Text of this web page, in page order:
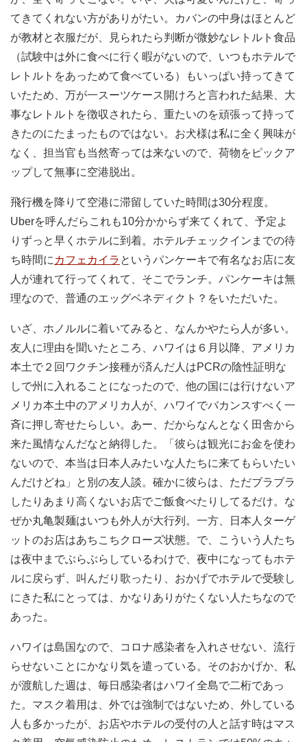
てきてくれない方がありがたい。カバンの中身はほとんど
が教材と衣服だが、見られたら判断が微妙なレトルト食品
（試験中は外に食べに行く暇がないので、いつもホテルで
レトルトをあっためて食べている）もいっぱい持ってきて
いたため、万が一スーツケース開けろと言われた結果、大
事なレトルトを徴収されたら、重たいのを頑張って持って
きたのにたまったものではない。お犬様は私に全く興味が
なく、担当官も当然寄っては来ないので、荷物をピックア
ップして無事に空港脱出。
飛行機を降りて空港に滞留していた時間は30分程度。
Uberを呼んだらこれも10分かからず来てくれて、予定よ
りずっと早くホテルに到着。ホテルチェックインまでの待
ち時間に カフェカイラ というパンケーキで有名なお店に友
人が連れて行ってくれて、そこでランチ。パンケーキは無
理なので、普通のエッグベネディクト？をいただいた。
いざ、ホノルルに着いてみると、なんかやたら人が多い。
友人に理由を聞いたところ、ハワイは６月以降、アメリカ
本土で２回ワクチン接種が済んだ人はPCRの陰性証明な
しで州に入れることになったので、他の国には行けないア
メリカ本土中のアメリカ人が、ハワイでバカンスすべく一
斉に押し寄せたらしい。あー、だからなんとなく田舎から
来た風情なんだなと納得した。「彼らは観光にお金を使わ
ないので、本当は日本人みたいな人たちに来てもらいたい
んだけどね」と別の友人談。確かに彼らは、ただブラブラ
したりあまり高くないお店でご飯食べたりしてるだけ。な
ぜか丸亀製麺はいつも外人が大行列。一方、日本人ターゲ
ットのお店はあちこちクローズ状態。で、こういう人たち
は夜中までぶらぶらしているわけで、夜中になってもホテ
ルに戻らず、叫んだり歌ったり、おかげでホテルで受験し
にきた私にとっては、かなりありがたくない人たちなので
あった。
ハワイは島国なので、コロナ感染者を入れさせない、流行
らせないことにかなり気を遣っている。そのおかげか、私
が渡航した週は、毎日感染者はハワイ全島で二桁であっ
た。マスク着用は、外では強制ではないため、外している
人も多かったが、お店やホテルの受付の人と話す時はマス